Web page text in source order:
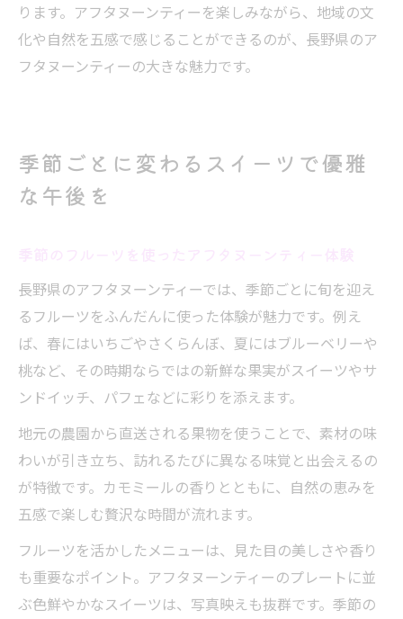
ります。アフタヌーンティーを楽しみながら、地域の文
化や自然を五感で感じることができるのが、長野県のア
フタヌーンティーの大きな魅力です。
季節ごとに変わるスイーツで優雅
な午後を
長野県のアフタヌーンティーでは、季節ごとに旬を迎え
るフルーツをふんだんに使った体験が魅力です。例え
ば、春にはいちごやさくらんぼ、夏にはブルーベリーや
桃など、その時期ならではの新鮮な果実がスイーツやサ
ンドイッチ、パフェなどに彩りを添えます。
地元の農園から直送される果物を使うことで、素材の味
わいが引き立ち、訪れるたびに異なる味覚と出会えるの
が特徴です。カモミールの香りとともに、自然の恵みを
五感で楽しむ贅沢な時間が流れます。
フルーツを活かしたメニューは、見た目の美しさや香り
も重要なポイント。アフタヌーンティーのプレートに並
ぶ色鮮やかなスイーツは、写真映えも抜群です。季節の